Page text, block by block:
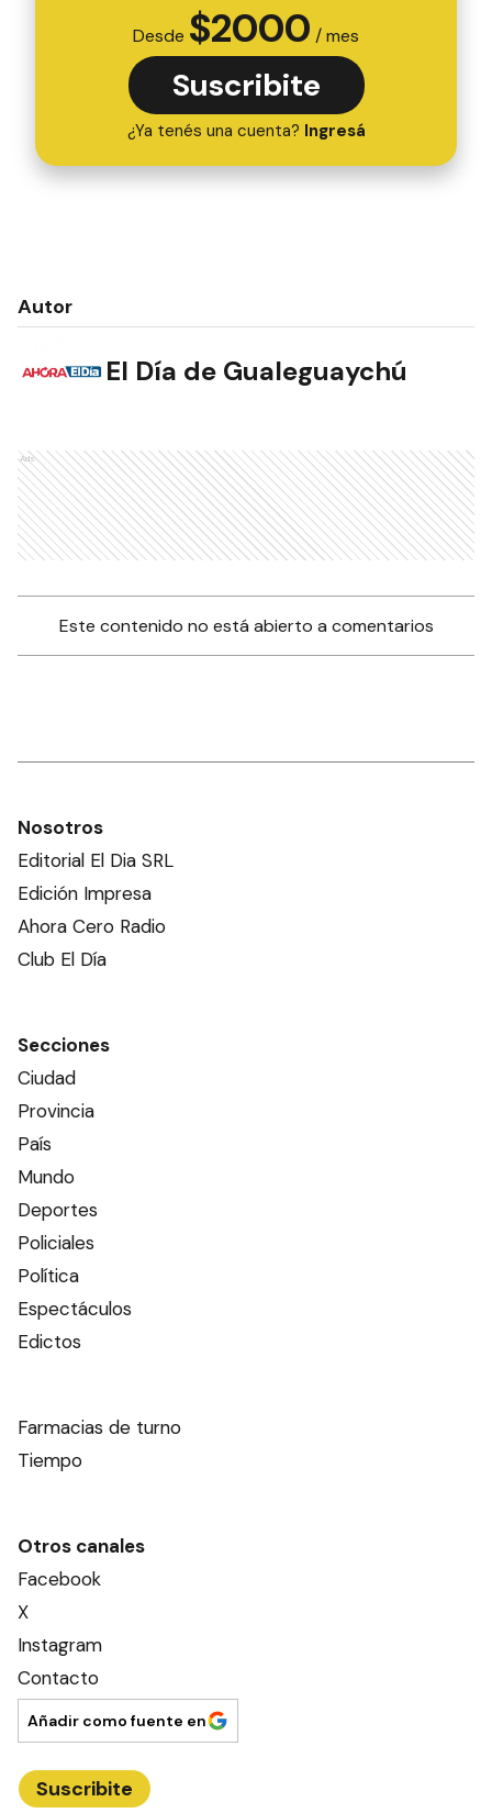
Desde $2000 / mes
Suscribite
¿Ya tenés una cuenta? Ingresá
Autor
El Día de Gualeguaychú
Ads
Este contenido no está abierto a comentarios
Nosotros
Editorial El Dia SRL
Edición Impresa
Ahora Cero Radio
Club El Día
Secciones
Ciudad
Provincia
País
Mundo
Deportes
Policiales
Política
Espectáculos
Edictos
Farmacias de turno
Tiempo
Otros canales
Facebook
X
Instagram
Contacto
Añadir como fuente en
Suscribite